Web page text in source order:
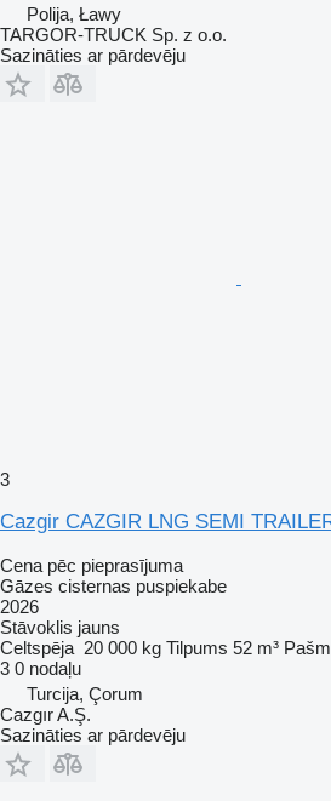
Polija, Ławy
TARGOR-TRUCK Sp. z o.o.
Sazināties ar pārdevēju
3
Cazgir CAZGIR LNG SEMI
Cena pēc pieprasījuma
Gāzes cisternas puspiekabe
2026
Stāvoklis jauns
Celtspēja 20 000 kg Tilpums 52 m³
3 0 nodaļu
Turcija, Çorum
Cazgır A.Ş.
Sazināties ar pārdevēju